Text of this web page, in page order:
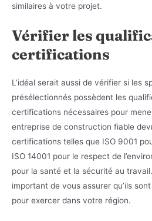
similaires à votre projet.
Vérifier les
certifications
L’idéal serait aussi de vérifier si les
présélectionnés possèdent les
certifications nécessaires pour
entreprise de construction fiable
certifications telles que ISO 9001
ISO 14001 pour le respect de
pour la santé et la sécurité au
important de vous assurer qu’ils
pour exercer dans votre région.